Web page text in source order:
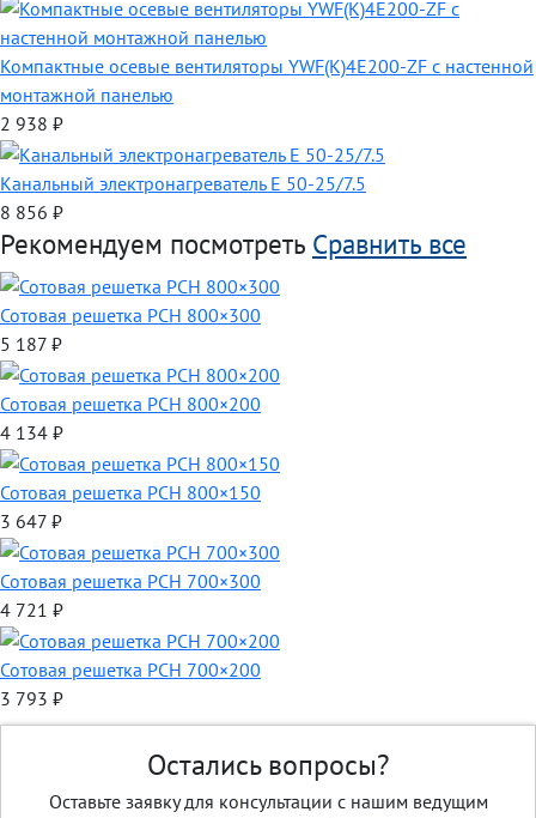
Компактные осевые вентиляторы YWF(K)4E200-ZF с настенной
монтажной панелью
2 938 ₽
Канальный электронагреватель E 50-25/7.5
8 856 ₽
Рекомендуем посмотреть Сравнить все
Сотовая решетка РСН 800×300
5 187 ₽
Сотовая решетка РСН 800×200
4 134 ₽
Сотовая решетка РСН 800×150
3 647 ₽
Сотовая решетка РСН 700×300
4 721 ₽
Сотовая решетка РСН 700×200
3 793 ₽
Остались вопросы?
Оставьте заявку для консультации с нашим ведущим